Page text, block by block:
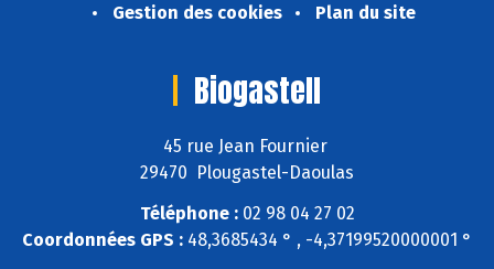
Gestion des cookies
Plan du site
Biogastell
45 rue Jean Fournier
29470 Plougastel-Daoulas
Téléphone :02 98 04 27 02
Coordonnées GPS : 48,3685434 ° , -4,37199520000001 °